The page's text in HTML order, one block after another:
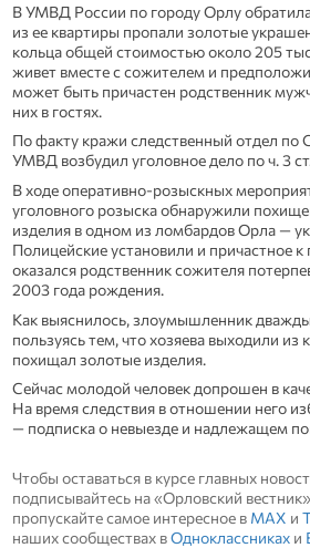
В УМВД России по городу Орлу
из ее квартиры пропали золотые
кольца общей стоимостью около 205
живет вместе с сожителем и
может быть причастен родственник
них в гостях.
По факту кражи следственный отдел по
УМВД возбудил уголовное дело по ч. 3
В ходе оперативно‑розыскных
уголовного розыска обнаружили
изделия в одном из ломбардов Орла —
Полицейские установили и причастное
оказался родственник сожителя
2003 года рождения.
Как выяснилось, злоумышленник
пользуясь тем, что хозяева выходили из
похищал золотые изделия.
Сейчас молодой человек допрошен в
На время следствия в отношении него
— подписка о невыезде и надлежащем
Чтобы оставаться в курсе главных
подписывайтесь на «Орловский
пропускайте самое интересное в MAX и
наших сообществах вОдноклассникахи